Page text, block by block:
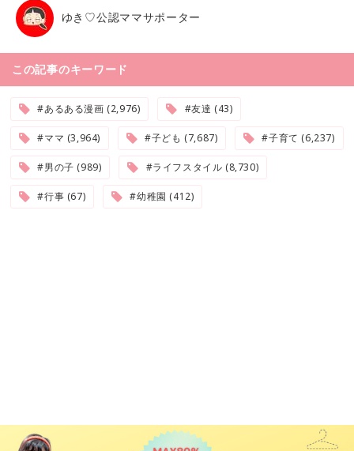
ゆき♡公認ママサポーター
この記事のキーワード
#あるある漫画 (2,976) #友達 (43)
#ママ (3,964) #子ども (7,687) #子育て (6,237)
#男の子 (989) #ライフスタイル (8,730)
#行事 (67) #幼稚園 (412)